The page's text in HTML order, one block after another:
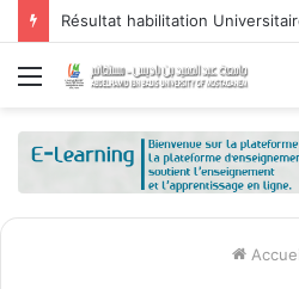
Résultat habilitation
Menu